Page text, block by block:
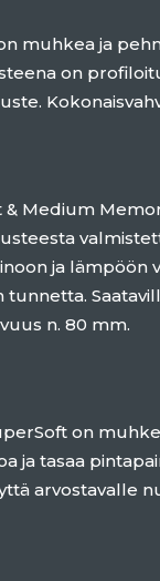
muhkea ja
on
& Medium
ja lämpöön
tunnetta.
n. 80 mm.
on
ja tasaa
arvostavalle